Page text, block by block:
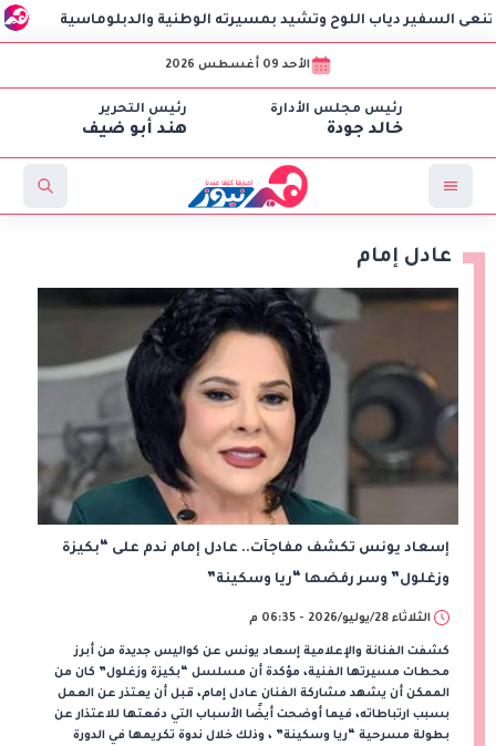
دياب اللوح وتشيد بمسيرته الوطنية والدبلوماسية
الأحد 09 أغسطس 2026
رئيس مجلس الأدارة
خالد جودة
رئيس التحرير
هند أبو ضيف
عادل إمام
إسعاد يونس تكشف مفاجآت.. عادل إمام ندم على “بكيزة
وزغلول” وسر رفضها “ريا وسكينة”
الثلاثاء 28/يوليو/2026 - 06:35 م
كشفت الفنانة والإعلامية إسعاد يونس عن كواليس جديدة من أبرز
محطات مسيرتها الفنية، مؤكدة أن مسلسل “بكيزة وزغلول” كان من
الممكن أن يشهد مشاركة الفنان عادل إمام، قبل أن يعتذر عن العمل
بسبب ارتباطاته، فيما أوضحت أيضًا الأسباب التي دفعتها للاعتذار عن
بطولة مسرحية “ريا وسكينة” ، وذلك خلال ندوة تكريمها في الدورة